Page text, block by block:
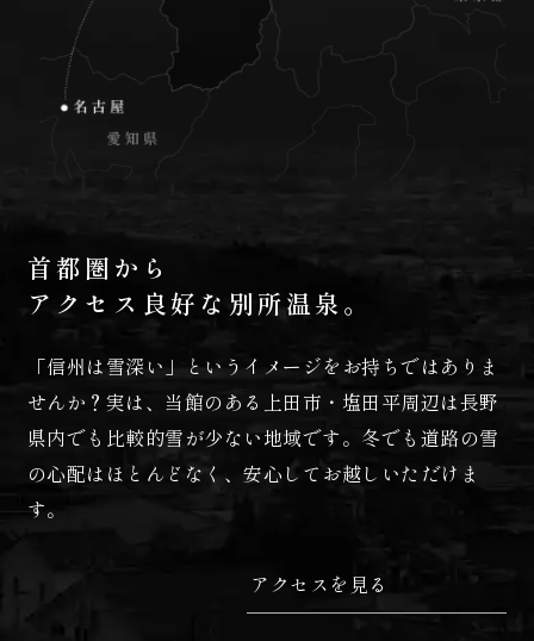
首都圏から
アクセス良好な別所温泉。
「信州は雪深い」というイメージをお持ちではありま
せんか？実は、当館のある上田市・塩田平周辺は長野
県内でも比較的雪が少ない地域です。冬でも道路の雪
の心配はほとんどなく、安心してお越しいただけま
す。
アクセスを見る